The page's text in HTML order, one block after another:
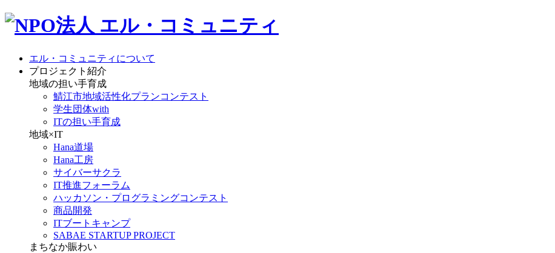
エル・コミュニティについて
プロジェクト紹介
地域の担い手育成
鯖江市地域活性化プランコンテスト
学生団体with
ITの担い手育成
地域×IT
Hana道場
Hana工房
サイバーサクラ
IT推進フォーラム
ハッカソン・プログラミングコンテスト
商品開発
ITブートキャンプ
SABAE STARTUP PROJECT
まちなか賑わい